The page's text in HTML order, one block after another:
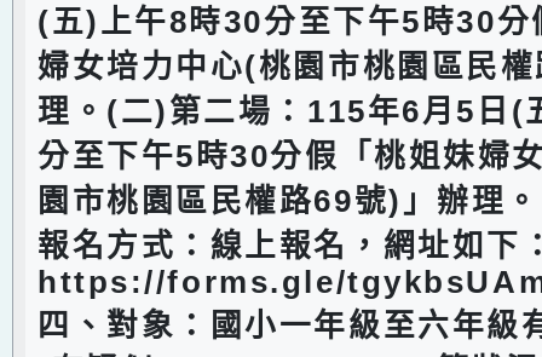
(五)上午8時30分至下午5時30分
婦女培力中心(桃園市桃園區民
理。(二)第二場：115年6月5日(
分至下午5時30分假「桃姐妹婦
園市桃園區民權路69號)」辦理
報名方式：線上報名，網址如下
https://forms.gle/
四、對象：國小一年級至六年級